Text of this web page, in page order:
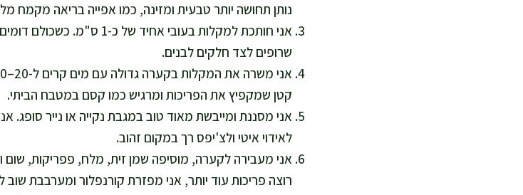
נותן תחושה יותר טבעית ומזינה, כמו אפייה בריאה מקמח
אני חותכת למקלות בעובי
שרופים לצד חלקים לבנים.
קטן שמקפיץ את הפריכות ומרגיש כמו קסם במטבח הביתי.
אני מסננת ומייבשת מאוד טוב במגבת נקייה או נייר
לאידוי איטי ולצ'יפס רך במקום זהוב.
אני מעבירה לקערה, מוסיפה שמן זית, מלח, פפריקות,
רוצה פריכות עוד יותר, אני מפזרת קורנפלור ומערבבת שוב